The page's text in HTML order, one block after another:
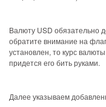
Валюту USD обязательно
обратите внимание на
установлен, то курс
придется его бить руками.
Далее указываем